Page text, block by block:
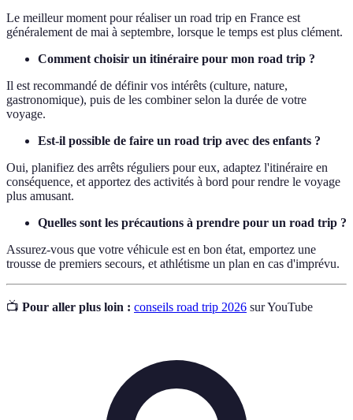
Le meilleur moment pour réaliser un road trip en France est
généralement de mai à septembre, lorsque le temps est plus clément.
Comment choisir un itinéraire pour mon road trip ?
Il est recommandé de définir vos intérêts (culture, nature,
gastronomique), puis de les combiner selon la durée de votre
voyage.
Est-il possible de faire un road trip avec des enfants ?
Oui, planifiez des arrêts réguliers pour eux, adaptez l'itinéraire en
conséquence, et apportez des activités à bord pour rendre le voyage
plus amusant.
Quelles sont les précautions à prendre pour un road trip ?
Assurez-vous que votre véhicule est en bon état, emportez une
trousse de premiers secours, et athlétisme un plan en cas d'imprévu.
📺 Pour aller plus loin : conseils road trip 2026 sur YouTube